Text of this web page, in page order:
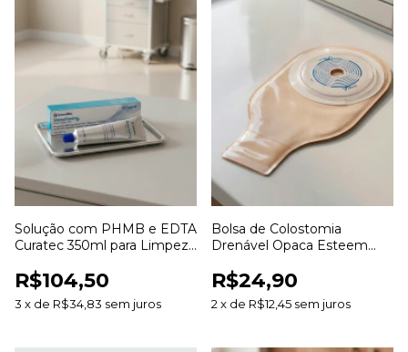
Solução com PHMB e EDTA
Curatec 350ml para Limpeza
R$104,50
3 x de R$34,83 sem juros
Bolsa de Colostomia
Drenável Opaca Esteem
Estomias
R$24,90
2 x de R$12,45 sem juros